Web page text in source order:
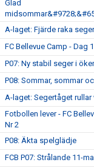
Glad
A-laget: Fjärde raka
FC Bellevue Camp - Dag 1
P07: Ny stabil seger i
P08: Sommar, sommar
A-laget: Segertåget rullar
Fotbollen lever - FC
Nr 2
P08: Äkta spelglädje
FCB P07: Strålande 11-